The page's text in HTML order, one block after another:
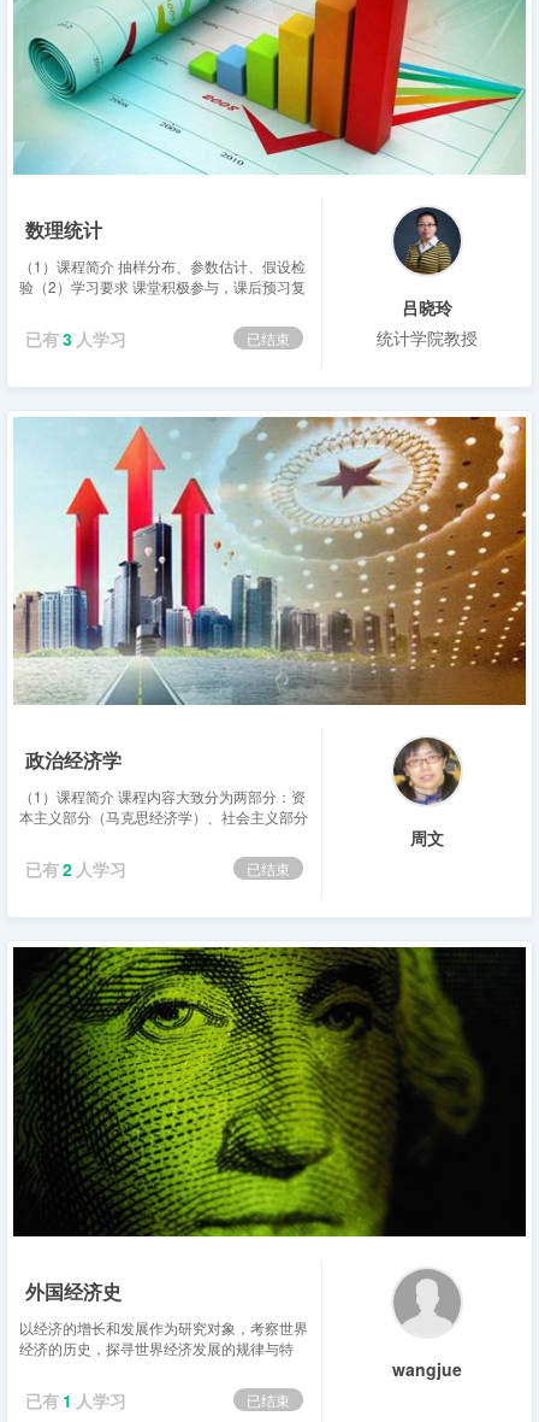
数理统计
（1）课程简介 抽样分布、参数估计、假设检
验（2）学习要求 课堂积极参与，课后预习复
《数理统计学(第2版)》，中国人民大学...
已结束
已有3 人学习
吕晓玲
统计学院教授
政治经济学
（1）课程简介 课程内容大致分为两部分：资
本主义部分（马克思经济学）、社会主义部分
包括：导论、商品与货币、剩余价值生产、资
本积累及其历史趋势、资本循环...
已结束
已有2 人学习
周文
外国经济史
以经济的增长和发展作为研究对象，考察世界
经济的历史，探寻世界经济发展的规律与特
已结束
已有 1 人学习
wangjue